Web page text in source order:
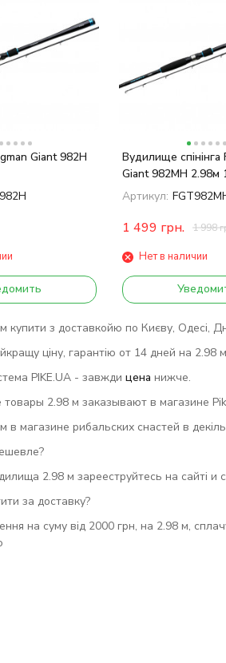
Giant 982H
Вудилище спінінга
Giant 982MH 2.98м
Артикул:
1 499 грн. 1 998
Нет в наличии
з доставкойю по Києву, Одесі,
ціну, гарантію от 14 дней на 2.98
PIKE.UA - завжди цена нижче.
2.98 м заказывают в магазине
магазине рибальских снастей в
2.98 м зарееструйтесь на сайті
за доставку?
на суму від 2000 грн, на 2.98 м,